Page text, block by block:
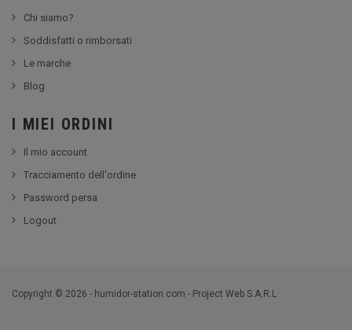
Chi siamo?
Soddisfatti o rimborsati
Le marche
Blog
I MIEI ORDINI
Il mio account
Tracciamento dell'ordine
Password persa
Logout
Copyright © 2026 - humidor-station.com - Project Web S.A.R.L